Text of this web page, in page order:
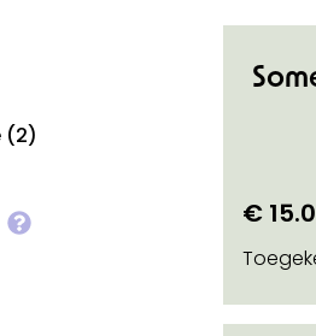
info on categorie
(2)
More info on €